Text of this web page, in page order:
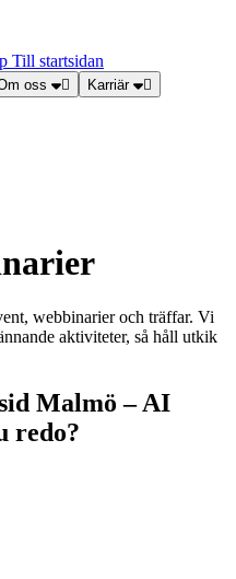
Till startsidan
oss Karriär
webbinarier och träffar. Vi
aktiviteter, så håll utkik
Malmö – AI
redo?